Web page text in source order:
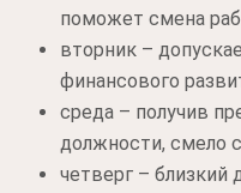
поможет смена
вторник –
финансового
среда – получив
должности, смело
четверг – близкий